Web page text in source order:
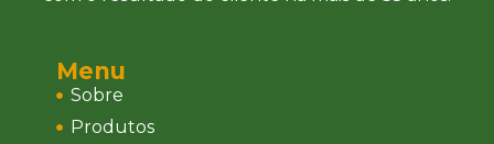
Menu
Sobre
Produtos